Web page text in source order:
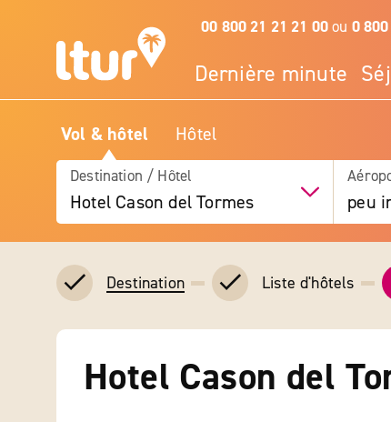
00 800 21 21 21 00ou 0
Dernière minute
Vol & hôtel Hôtel
Destination / Hôtel
Hotel Cason del Tormes peu
Destination Liste d'hôtels
Hotel Cason del